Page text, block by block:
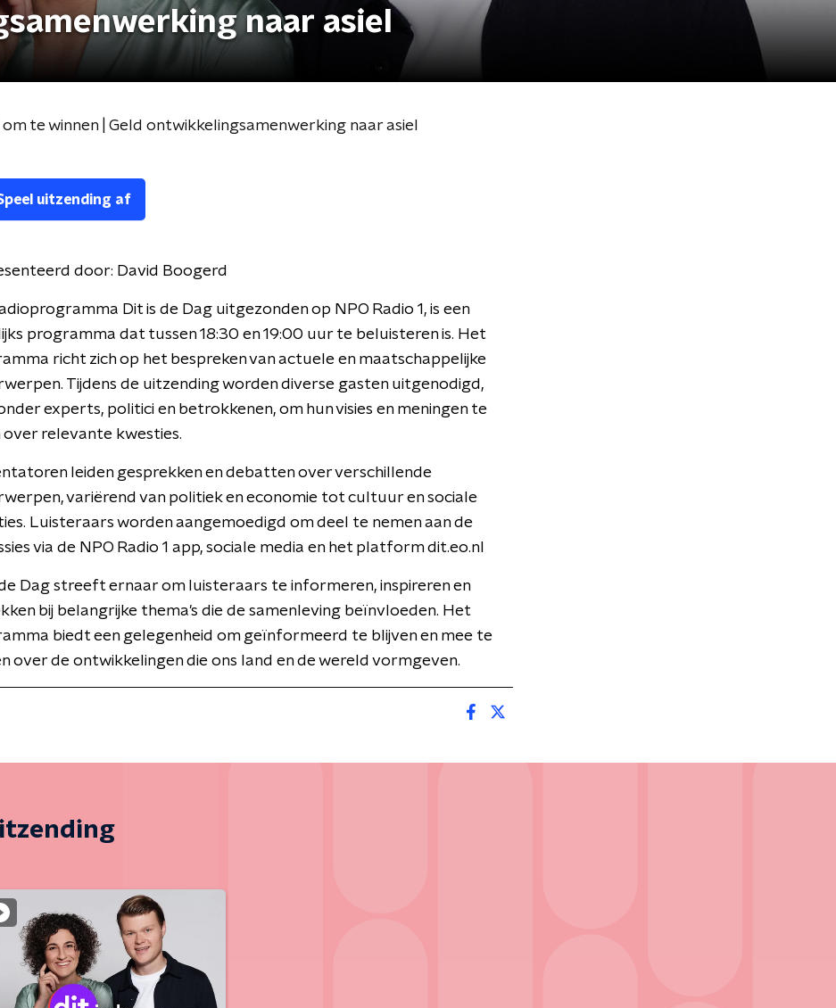
naar asiel
te winnen | Geld ontwikkelingsamenwerking naar asiel
uitzending af
door: David Boogerd
Dit is de Dag uitgezonden op NPO Radio 1, is een
programma dat tussen 18:30 en 19:00 uur te beluisteren is. Het
richt zich op het bespreken van actuele en maatschappelijke
Tijdens de uitzending worden diverse gasten uitgenodigd,
experts, politici en betrokkenen, om hun visies en meningen te
over relevante kwesties.
leiden gesprekken en debatten over verschillende
variërend van politiek en economie tot cultuur en sociale
Luisteraars worden aangemoedigd om deel te nemen aan de
via de NPO Radio 1 app, sociale media en het platform dit.eo.nl
de Dag streeft ernaar om luisteraars te informeren, inspireren en
bij belangrijke thema's die de samenleving beïnvloeden. Het
biedt een gelegenheid om geïnformeerd te blijven en mee te
over de ontwikkelingen die ons land en de wereld vormgeven.